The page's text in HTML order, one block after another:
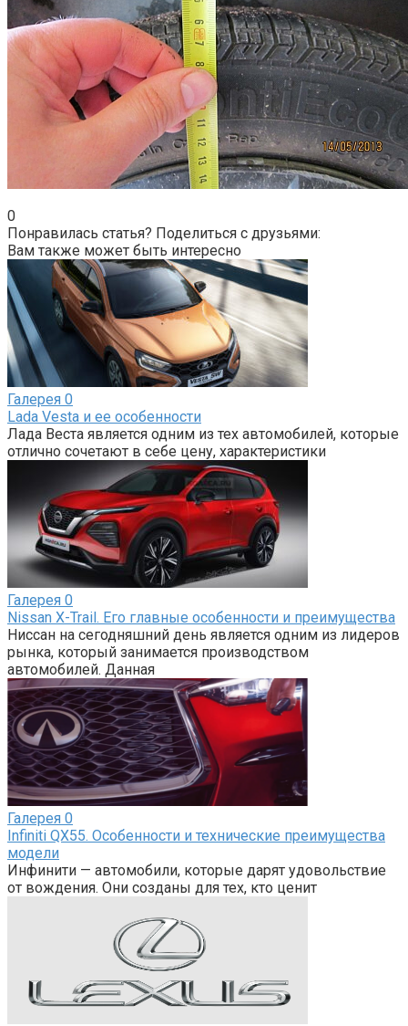
0
Понравилась статья? Поделиться с друзьями:
Вам также может быть интересно
Галерея 0
Lada Vesta и ее особенности
Лада Веста является одним из тех автомобилей, которые
отлично сочетают в себе цену, характеристики
Галерея 0
Nissan X-Trail. Его главные особенности и преимущества
Ниссан на сегодняшний день является одним из лидеров
рынка, который занимается производством
автомобилей. Данная
Галерея 0
Infiniti QX55. Особенности и технические преимущества
модели
Инфинити — автомобили, которые дарят удовольствие
от вождения. Они созданы для тех, кто ценит